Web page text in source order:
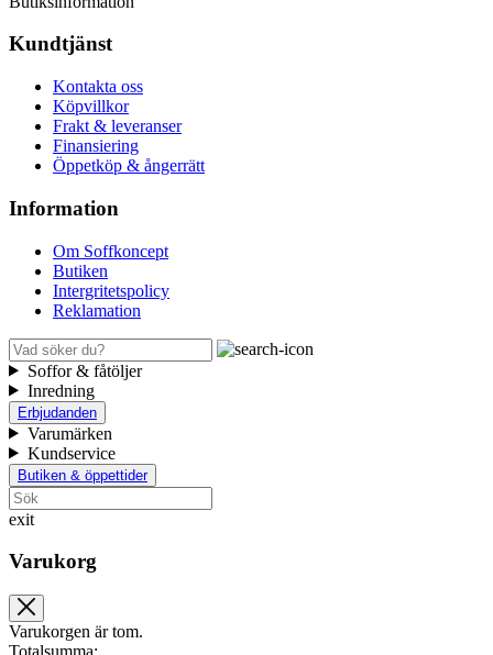
Kundtjänst
Kontakta oss
Köpvillkor
Frakt & leveranser
Finansiering
Öppetköp & ångerrätt
Information
Om Soffkoncept
Butiken
Intergritetspolicy
Reklamation
Soffor & fåtöljer
Inredning
Erbjudanden
Varumärken
Kundservice
Butiken & öppettider
exit
Varukorg
Varukorgen är tom.
Totalsumma: